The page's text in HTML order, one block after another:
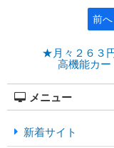
前へ
★月々２６３
高機能カ
メニュー
新着サイト